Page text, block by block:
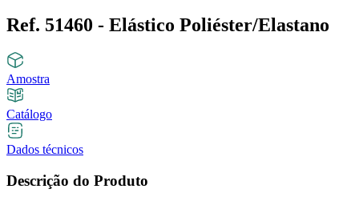
Ref. 51460 - Elástico Poliéster/Elastano
Amostra
Catálogo
Dados técnicos
Descrição do Produto